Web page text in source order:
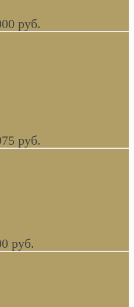
В НАЛИЧИИ
руб.
x 510 мм белая,
В НАЛИЧИИ
руб.
руб.